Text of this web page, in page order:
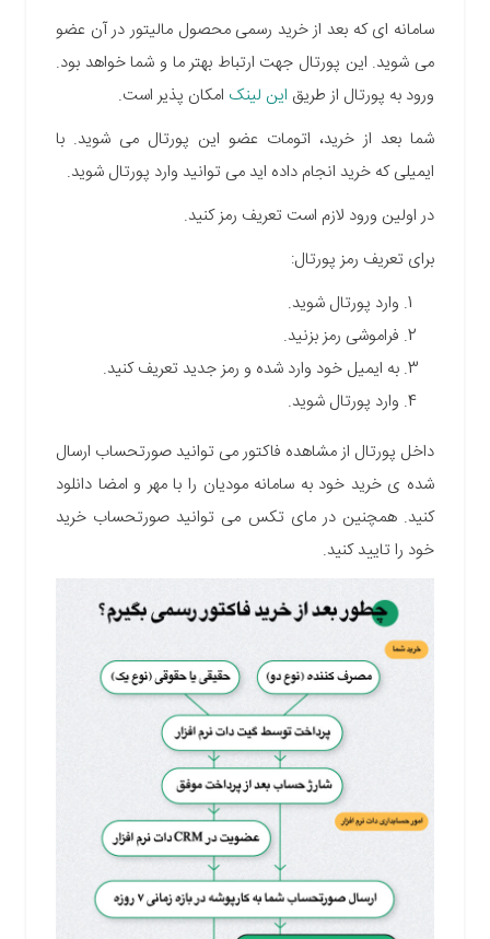
سامانه ای که بعد از خرید رسمی محصول مالیتور در آن عضو
می شوید. این پورتال جهت ارتباط بهتر ما و شما خواهد بود.
ورود به پورتال از طریق این لینک امکان پذیر است.
شما بعد از خرید، اتومات عضو این پورتال می شوید. با
ایمیلی که خرید انجام داده اید می توانید وارد پورتال شوید.
در اولین ورود لازم است تعریف رمز کنید.
برای تعریف رمز پورتال:
وارد پورتال شوید.
فراموشی رمز بزنید.
به ایمیل خود وارد شده و رمز جدید تعریف کنید.
وارد پورتال شوید.
داخل پورتال از مشاهده فاکتور می توانید صورتحساب ارسال
شده ی خرید خود به سامانه مودیان را با مهر و امضا دانلود
کنید.همچنین در مای تکس می توانید صورتحساب خرید
خود را تایید کنید.